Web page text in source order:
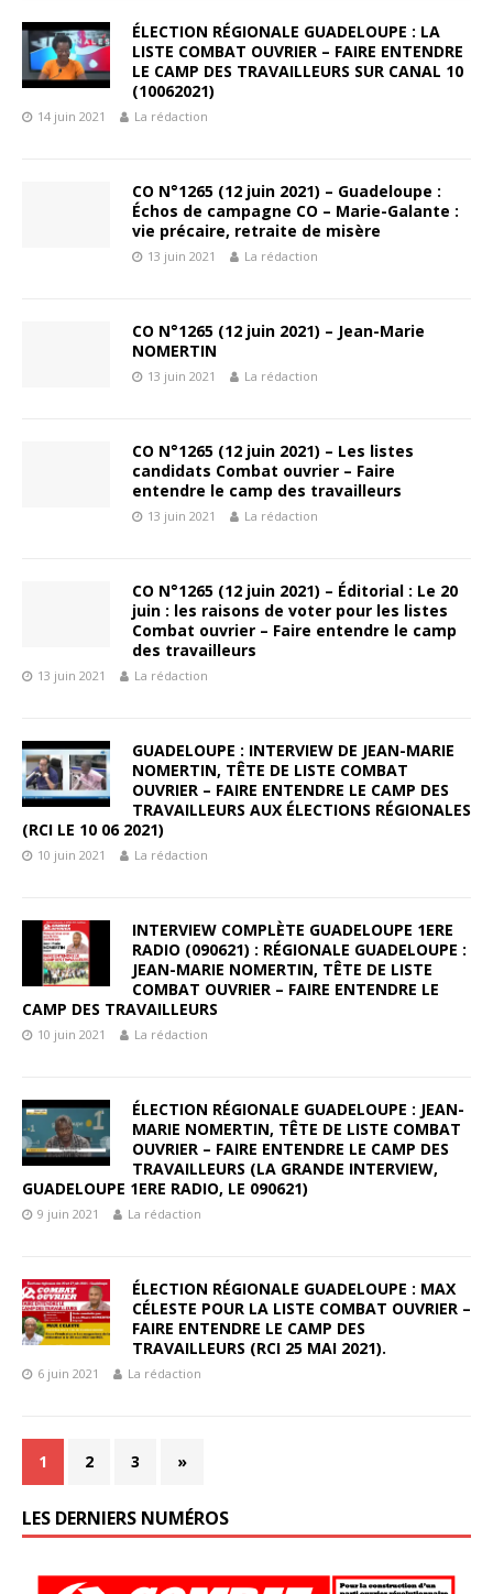
ÉLECTION RÉGIONALE GUADELOUPE : LA
LISTE COMBAT OUVRIER – FAIRE ENTENDRE
LE CAMP DES TRAVAILLEURS SUR CANAL 10
(10062021)
14 juin 2021 La rédaction
CO N°1265 (12 juin 2021) – Guadeloupe :
Échos de campagne CO – Marie-Galante :
vie précaire, retraite de misère
13 juin 2021 La rédaction
CO N°1265 (12 juin 2021) – Jean-Marie
NOMERTIN
13 juin 2021 La rédaction
CO N°1265 (12 juin 2021) – Les listes
candidats Combat ouvrier – Faire
entendre le camp des travailleurs
13 juin 2021 La rédaction
CO N°1265 (12 juin 2021) – Éditorial : Le 20
juin : les raisons de voter pour les listes
Combat ouvrier – Faire entendre le camp
des travailleurs
13 juin 2021 La rédaction
GUADELOUPE : INTERVIEW DE JEAN-MARIE
NOMERTIN, TÊTE DE LISTE COMBAT
OUVRIER – FAIRE ENTENDRE LE CAMP DES
TRAVAILLEURS AUX ÉLECTIONS RÉGIONALES
(RCI LE 10 06 2021)
10 juin 2021 La rédaction
INTERVIEW COMPLÈTE GUADELOUPE 1ERE
RADIO (090621) : RÉGIONALE GUADELOUPE :
JEAN-MARIE NOMERTIN, TÊTE DE LISTE
COMBAT OUVRIER – FAIRE ENTENDRE LE
CAMP DES TRAVAILLEURS
10 juin 2021 La rédaction
ÉLECTION RÉGIONALE GUADELOUPE : JEAN-
MARIE NOMERTIN, TÊTE DE LISTE COMBAT
OUVRIER – FAIRE ENTENDRE LE CAMP DES
TRAVAILLEURS (LA GRANDE INTERVIEW,
GUADELOUPE 1ERE RADIO, LE 090621)
9 juin 2021 La rédaction
ÉLECTION RÉGIONALE GUADELOUPE : MAX
CÉLESTE POUR LA LISTE COMBAT OUVRIER –
FAIRE ENTENDRE LE CAMP DES
TRAVAILLEURS (RCI 25 MAI 2021).
6 juin 2021 La rédaction
1 2 3 »
LES DERNIERS NUMÉROS